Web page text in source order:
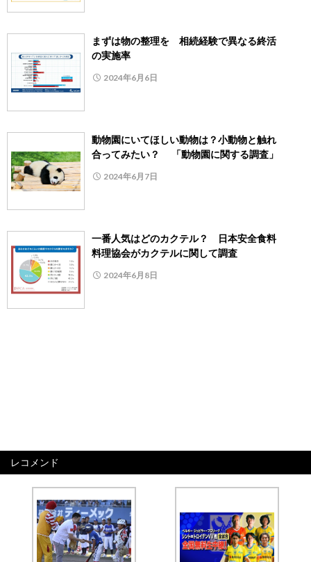
まずは物の整理を 相続経験で異なる終活
の実施率
2024年6月6日
動物園にいてほしい動物は？小動物と触れ
合ってみたい？ 「動物園に関する調査」
2024年6月7日
一番人気はどのカクテル？ 日本安全食料
料理協会がカクテルに関して調査
2024年6月8日
レコメンド